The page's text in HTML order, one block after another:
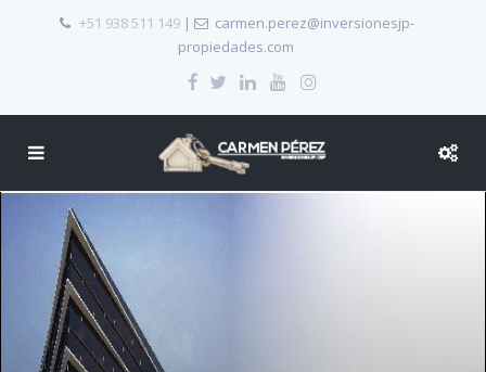
+51 938 511 149|
carmen.perez@inversionesjp-
propiedades.com